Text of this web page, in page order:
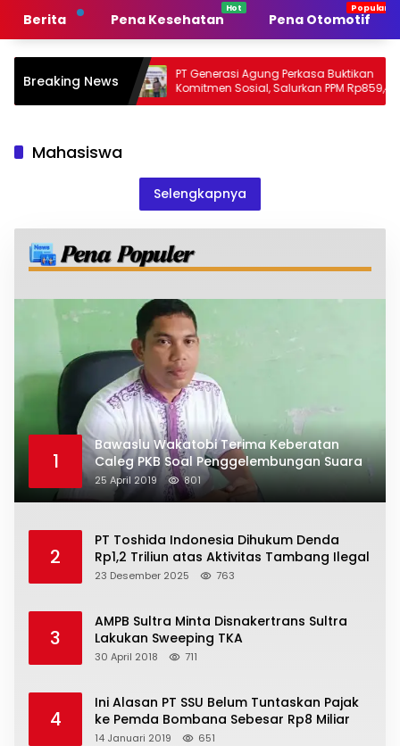
Berita Pena Kesehatan Pena Otomotif
Breaking News PT Generasi Agung Perkasa Buktikan
Komitmen Sosial, Salurkan PPM Rp859,4
Juta untuk Masyarakat Lingkar
Mahasiswa
Selengkapnya
1
Bawaslu Wakatobi Terima Keberatan
Caleg PKB Soal Penggelembungan Suara
25 April 2019 801
2
PT Toshida Indonesia Dihukum Denda
Rp1,2 Triliun atas Aktivitas Tambang Ilegal
23 Desember 2025 763
3
AMPB Sultra Minta Disnakertrans Sultra
Lakukan Sweeping TKA
30 April 2018 711
4
Ini Alasan PT SSU Belum Tuntaskan Pajak
ke Pemda Bombana Sebesar Rp8 Miliar
14 Januari 2019 651